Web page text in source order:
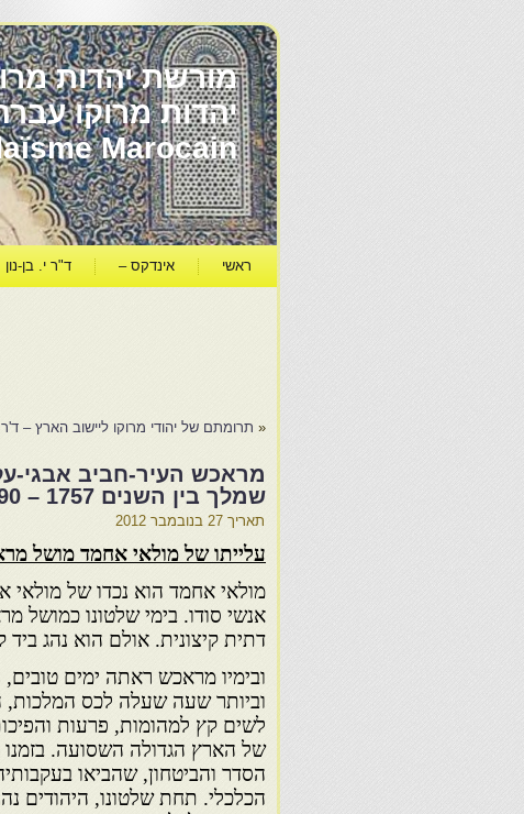
מורשת יהדות
Marocain
ראשי אינדקס – ד"ר י. בן-נון
« תרומתם של יהודי מרוקו ליישוב הארץ –
מראכש העיר-חביב אבגי-
שמלך בין השנים 1757 – 1790.
תאריך 27 בנובמבר 2012
עלייתו של מולאי אחמד מושל מראכש,
מולאי אחמד הוא נכדו של מולאי
אנשי סודו. בימי שלטונו כמושל
דתית קיצונית. אולם הוא נהג
ובימיו מראכש ראתה ימים
וביותר שעה שעלה לכס
לשים קץ למהומות, פרעות
של הארץ הגדולה השסועה. בזמנו
הסדר והביטחון, שהביאו
הכלכלי. תחת שלטונו, היהודים